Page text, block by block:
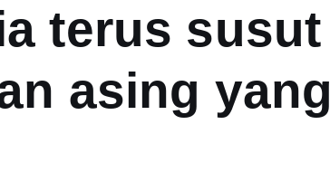
terus susut
asing yang